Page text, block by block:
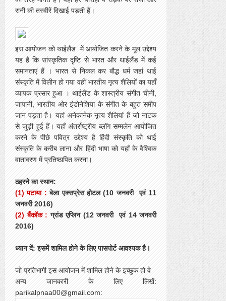
रानी की तस्वीरें दिखाई पड़ती हैं।
इस आयोजन को थाईलैंड में आयोजित करने के मूल उद्देश्य
यह है कि सांस्कृतिक दृष्टि से भारत और थाईलैंड में कई
समानताएं हैं । भारत से निकल कर बौद्ध धर्म जहां थाई
संस्कृति में विलीन हो गया वहीं भारतीय नृत्य शैलियों का यहाँ
व्यापक प्रसार हुआ । थाईलैंड के शास्त्रीय संगीत चीनी,
जापानी, भारतीय ओर इंडोनेशिया के संगीत के बहुत समीप
जान पड़ता है। यहां अनेकानेक नृत्य शैलियां हैं जो नाटक
से जुड़ी हुई हैं। यहाँ अंतर्राष्ट्रीय ब्लॉग सम्मलेन आयोजित
करने के पीछे पवित्र उद्देश्य है हिंदी संस्कृति को थाई
संस्कृति के करीब लाना और हिंदी भाषा को यहाँ के वैश्विक
वातावरण में प्रतिष्ठापित करना।
ठहरने का स्थान:
(1) पटाया : बेला एक्सप्रेस होटल (10 जनवरी एवं 11
जनवरी 2016)
(2) बैंकॉक : ग्रांड एप्लिन (12 जनवरी एवं 14 जनवरी
2016)
ध्यान दें: इसमें शामिल होने के लिए पासपोर्ट आवश्यक है।
जो प्रतिभागी इस आयोजन में शामिल होने के इच्छुक हो वे
अन्य जानकारी के लिए लिखें:
parikalpnaa00@gmail.com: